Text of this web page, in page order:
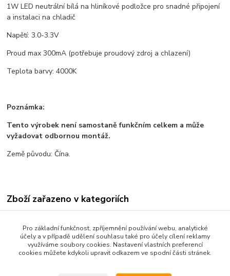
1W LED neutrální bílá na hliníkové podložce pro snadné připojení
a instalaci na chladič
Napětí: 3.0-3.3V
Proud max 300mA (potřebuje proudový zdroj a chlazení)
Teplota barvy: 4000K
Poznámka:
Tento výrobek není samostaně funkčním celkem a může
vyžadovat odbornou montáž.
Země původu: Čína.
Zboží zařazeno v kategoriích
LED diody a pásky
Elektronické součástky
Pro základní funkčnost, zpříjemnění používání webu, analytické
účely a v případě udělení souhlasu také pro účely cílení reklamy
využíváme soubory cookies. Nastavení vlastních preferencí
cookies můžete kdykoli upravit odkazem ve spodní části stránek.